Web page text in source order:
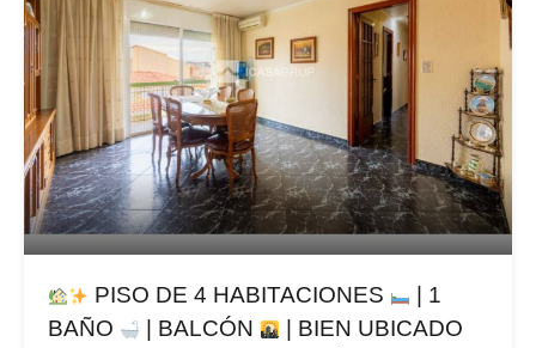
PISO DE 4 HABITACIONES
| 1
BAÑO
| BALCÓN
| BIEN UBICADO